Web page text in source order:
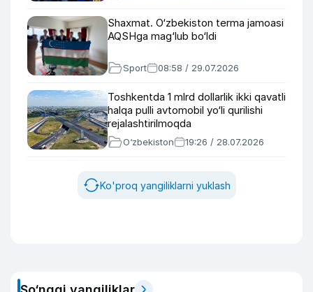
Shaxmat. O‘zbekiston terma jamoasi
AQSHga mag‘lub bo‘ldi
Sport 08:58 / 29.07.2026
Toshkentda 1 mlrd dollarlik ikki qavatli
halqa pulli avtomobil yo‘li qurilishi
rejalashtirilmoqda
O‘zbekiston 19:26 / 28.07.2026
Ko'proq yangiliklarni yuklash